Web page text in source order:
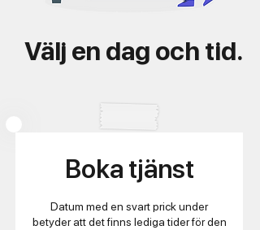
Välj en dag och tid.
Boka tjänst
Datum med en svart prick under
betyder att det finns lediga tider för den